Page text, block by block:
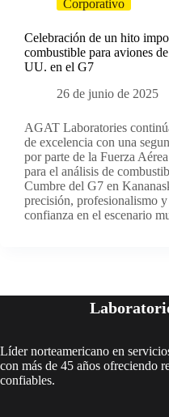
Corporativo
Celebración de un hito
combustible para aviones
UU. en el G7
26 de junio de 2025
AGAT Laboratories
de excelencia con una
por parte de la Fuerza
para el análisis de
Cumbre del G7 en
precisión, profesionalismo
confianza en el escenario
Líder norteamericano en
con más de 45 años ofreciendo
confiables.